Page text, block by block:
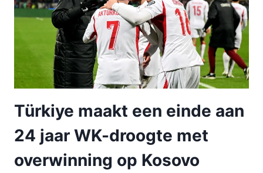
Türkiye maakt een einde aan
24 jaar WK-droogte met
overwinning op Kosovo